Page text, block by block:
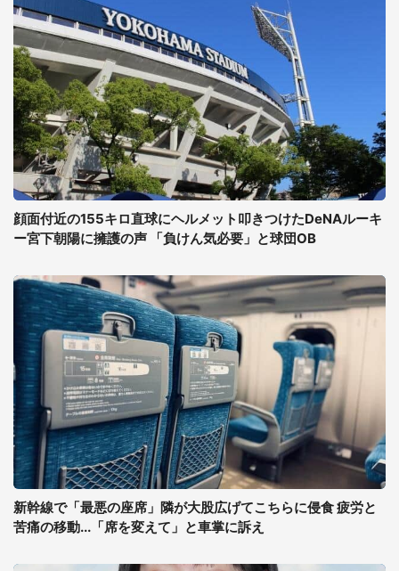
顔面付近の155キロ直球にヘルメット叩きつけたDeNAルーキ
ー宮下朝陽に擁護の声 「負けん気必要」と球団OB
新幹線で「最悪の座席」隣が大股広げてこちらに侵食 疲労と
苦痛の移動...「席を変えて」と車掌に訴え